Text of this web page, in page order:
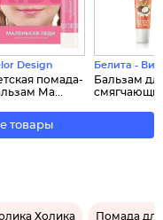
Design
помада-
Ма...
Белита -
Бальзам
товары
Холика Помада для